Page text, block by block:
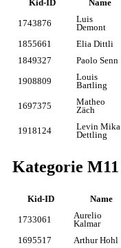
Kid-ID Name
1743876
Luis
Demont
1855661 Elia Dittli
1849327
Paolo Senn
1908809
Louis
Bartling
1697375
Matheo
Zäch
1918124
Levin Mika
Dettling
Kategorie M11
Kid-ID Name
1733061
Aurelio
Kalmar
1695517 Arthur Hohl